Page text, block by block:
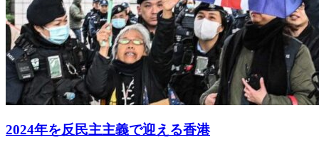
2024年を反民主主義で迎える香港